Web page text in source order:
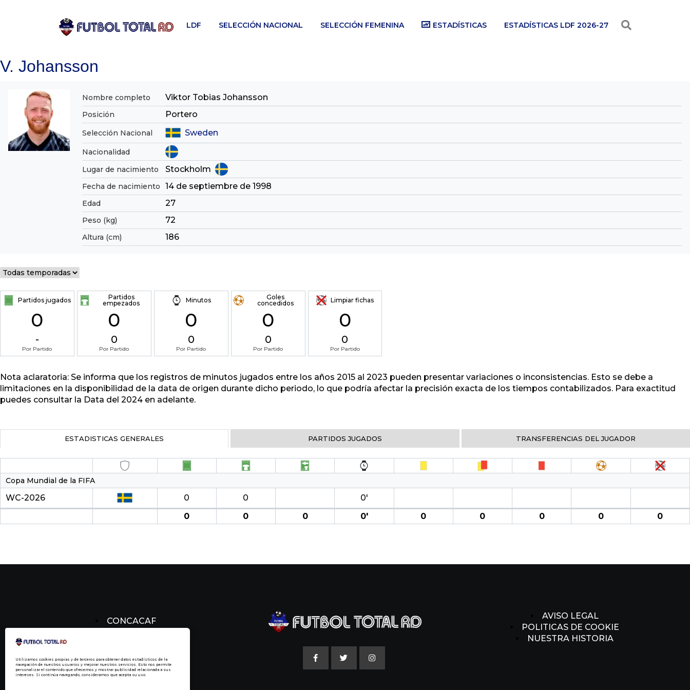
Utilizamos cookies propias y de terceros para obtener datos estadísticos de la
navegación de nuestros usuarios y mejorar nuestros servicios. Esto nos permite
personalizar el contenido que ofrecemos y mostrar publicidad relacionada a sus
intereses. Si continúa navegando, consideramos que acepta su uso.
LDF SELECCIÓN NACIONAL SELECCIÓN FEMENINA ESTADÍSTICAS ESTADÍSTICAS LDF 2026-27
V. Johansson
Nombre completo Viktor Tobias Johansson
Posición Portero
Selección Nacional Sweden
Nacionalidad
Lugar de nacimiento
Stockholm
Fecha de nacimiento 14 de septiembre de 1998
Edad 27
Peso (kg) 72
Altura (cm) 186
Partidos jugados
0
-
Por Partido
Partidos
empezados
0
0
Por Partido
Minutos
0
0
Por Partido
Goles
concedidos
0
0
Por Partido
Limpiar fichas
0
0
Por Partido
Nota aclaratoria: Se informa que los registros de minutos jugados entre los años 2015 al 2023 pueden presentar variaciones o inconsistencias. Esto se debe a
limitaciones en la disponibilidad de la data de origen durante dicho periodo, lo que podría afectar la precisión exacta de los tiempos contabilizados. Para exactitud
puedes consultar la Data del 2024 en adelante.
ESTADISTICAS GENERALES PARTIDOS JUGADOS TRANSFERENCIAS DEL JUGADOR
Copa Mundial de la FIFA
WC-2026 0 0
0′
0
0 0 0′ 0 0 0 0 0
CONCACAF
AVISO LEGAL
POLITICAS DE COOKIE
NUESTRA HISTORIA